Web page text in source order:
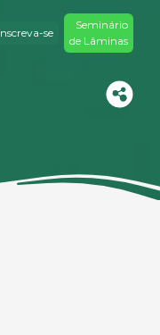
se
Seminário
de Lâminas